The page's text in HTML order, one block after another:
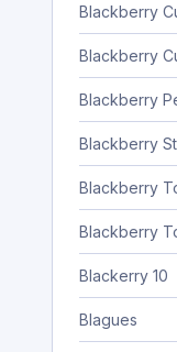
Blackberry
Blackberry
Blackberry
Blackberry
Blackberry
Blackberry
Blackerry 10
Blagues